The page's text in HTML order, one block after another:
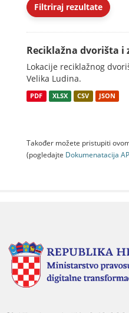
Filtriraj rezultate
Reciklažna dvorišta i
Lokacije reciklažnog
Velika Ludina.
PDF XLSX CSV JSON
Također možete pristupiti
(pogledajte Dokumenаtаcijа